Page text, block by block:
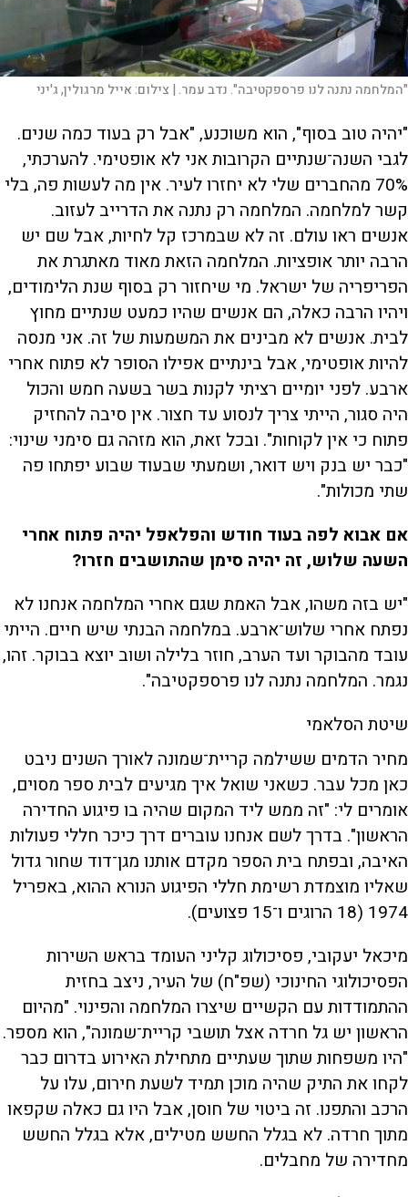
"המלחמה נתנה לנו פרספקטיבה". נדב עמר. | צילום:אייל מרגולין, ג'יני
"יהיה טוב בסוף", הוא משוכנע, "אבל רק בעוד כמה שנים.
לגבי השנה־שנתיים הקרובות אני לא אופטימי. להערכתי,
70% מהחברים שלי לא יחזרו לעיר. אין מה לעשות פה, בלי
קשר למלחמה. המלחמה רק נתנה את הדרייב לעזוב.
אנשים ראו עולם. זה לא שבמרכז קל לחיות, אבל שם יש
הרבה יותר אופציות. המלחמה הזאת מאוד מאתגרת את
הפריפריה של ישראל. מי שיחזור רק בסוף שנת הלימודים,
ויהיו הרבה כאלה, הם אנשים שהיו כמעט שנתיים מחוץ
לבית. אנשים לא מבינים את המשמעות של זה. אני מנסה
להיות אופטימי, אבל בינתיים אפילו הסופר לא פתוח אחרי
ארבע. לפני יומיים רציתי לקנות בשר בשעה חמש והכול
היה סגור, הייתי צריך לנסוע עד חצור. אין סיבה להחזיק
פתוח כי אין לקוחות". ובכל זאת, הוא מזהה גם סימני שינוי:
"כבר יש בנק ויש דואר, ושמעתי שבעוד שבוע יפתחו פה
שתי מכולות".
אם אבוא לפה בעוד חודש והפלאפל יהיה פתוח אחרי
השעה שלוש, זה יהיה סימן שהתושבים חזרו?
"יש בזה משהו, אבל האמת שגם אחרי המלחמה אנחנו לא
נפתח אחרי שלוש־ארבע. במלחמה הבנתי שיש חיים. הייתי
עובד מהבוקר ועד הערב, חוזר בלילה ושוב יוצא בבוקר. זהו,
נגמר. המלחמה נתנה לנו פרספקטיבה".
שיטת הסלאמי
מחיר הדמים ששילמה קריית־שמונה לאורך השנים ניבט
כאן מכל עבר. כשאני שואל איך מגיעים לבית ספר מסוים,
אומרים לי: "זה ממש ליד המקום שהיה בו פיגוע החדירה
הראשון". בדרך לשם אנחנו עוברים דרך כיכר חללי פעולות
האיבה, ובפתח בית הספר מקדם אותנו מגן־דוד שחור גדול
שאליו מוצמדת רשימת חללי הפיגוע הנורא ההוא, באפריל
1974 (18 הרוגים ו־15 פצועים).
מיכאל יעקובי, פסיכולוג קליני העומד בראש השירות
הפסיכולוגי החינוכי (שפ"ח) של העיר, ניצב בחזית
ההתמודדות עם הקשיים שיצרו המלחמה והפינוי. "מהיום
הראשון יש גל חרדה אצל תושבי קריית־שמונה", הוא מספר.
"היו משפחות שתוך שעתיים מתחילת האירוע בדרום כבר
לקחו את התיק שהיה מוכן תמיד לשעת חירום, עלו על
הרכב והתפנו. זה ביטוי של חוסן, אבל היו גם כאלה שקפאו
מתוך חרדה. לא בגלל החשש מטילים, אלא בגלל החשש
מחדירה של מחבלים.